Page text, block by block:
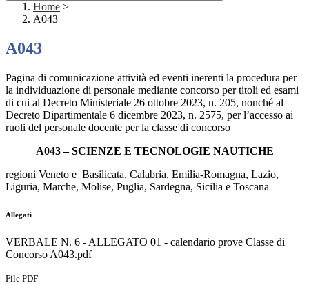
Home >
A043
A043
Pagina di comunicazione attività ed eventi inerenti la procedura per
la individuazione di personale mediante concorso per titoli ed esami
di cui al Decreto Ministeriale 26 ottobre 2023, n. 205, nonché al
Decreto Dipartimentale 6 dicembre 2023, n. 2575, per l’accesso ai
ruoli del personale docente per la classe di concorso
A043 – SCIENZE E TECNOLOGIE NAUTICHE
regioni Veneto e Basilicata, Calabria, Emilia-Romagna, Lazio,
Liguria, Marche, Molise, Puglia, Sardegna, Sicilia e Toscana
Allegati
VERBALE N. 6 - ALLEGATO 01 - calendario prove Classe di
Concorso A043.pdf
File PDF